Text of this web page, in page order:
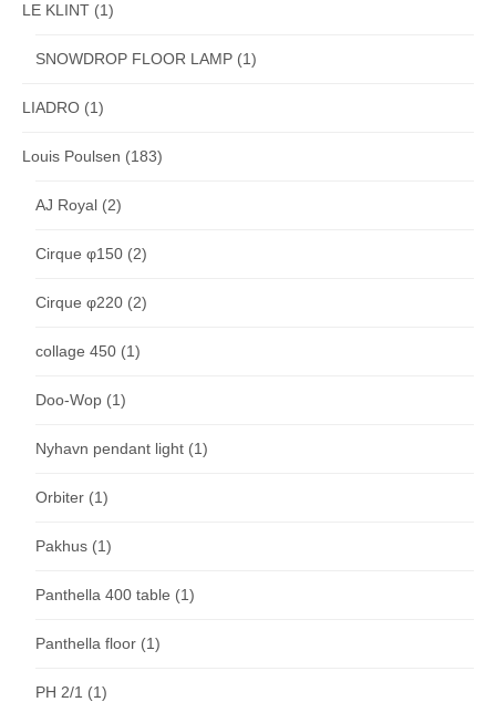
LE KLINT (1)
SNOWDROP FLOOR LAMP (1)
LIADRO (1)
Louis Poulsen (183)
AJ Royal (2)
Cirque φ150 (2)
Cirque φ220 (2)
collage 450 (1)
Doo-Wop (1)
Nyhavn pendant light (1)
Orbiter (1)
Pakhus (1)
Panthella 400 table (1)
Panthella floor (1)
PH 2/1 (1)